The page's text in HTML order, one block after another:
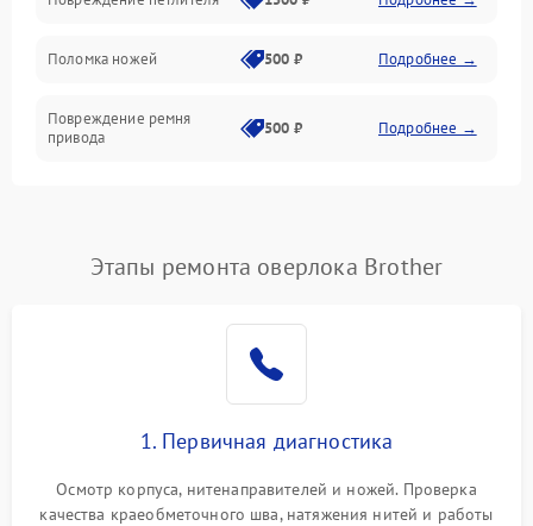
Поломка ножей 500 ₽ Подробнее →
Повреждение ремня
привода
500 ₽ Подробнее →
Неисправность системы
подачи масла
1500 ₽ Подробнее →
500 ₽
защиты от засоров
500 ₽ Подробнее →
Этапы ремонта оверлока Brother
1. Первичная диагностика
Осмотр корпуса, нитенаправителей и ножей. Проверка
качества краеобметочного шва, натяжения нитей и работы